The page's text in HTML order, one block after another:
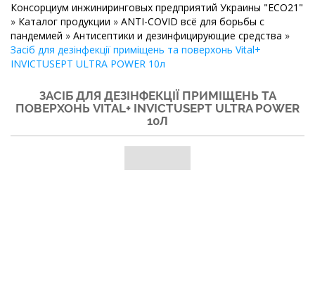
Консорциум инжиниринговых предприятий Украины "ECO21"
» Каталог продукции » ANTI-COVID всё для борьбы с
пандемией » Антисептики и дезинфицирующие средства »
Засіб для дезінфекції приміщень та поверхонь Vital+
INVICTUSEPT ULTRA POWER 10л
ЗАСІБ ДЛЯ ДЕЗІНФЕКЦІЇ ПРИМІЩЕНЬ ТА
ПОВЕРХОНЬ VITAL+ INVICTUSEPT ULTRA POWER
10Л